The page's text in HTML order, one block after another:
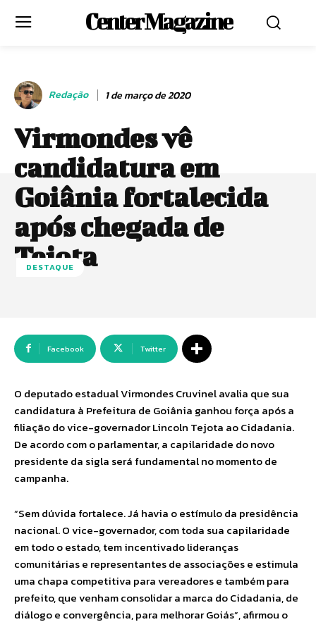
Center Magazine
Redação 1 de março de 2020
Virmondes vê
candidatura em
Goiânia fortalecida
após chegada de
Tejota
DESTAQUE
Facebook Twitter
O deputado estadual Virmondes Cruvinel avalia que sua
candidatura à Prefeitura de Goiânia ganhou força após a
filiação do vice-governador Lincoln Tejota ao Cidadania.
De acordo com o parlamentar, a capilaridade do novo
presidente da sigla será fundamental no momento de
campanha.
“Sem dúvida fortalece. Já havia o estímulo da presidência
nacional. O vice-governador, com toda sua capilaridade
em todo o estado, tem incentivado lideranças
comunitárias e representantes de associações e estimula
uma chapa competitiva para vereadores e também para
prefeito, que venham consolidar a marca do Cidadania, de
diálogo e convergência, para melhorar Goiás”, afirmou o